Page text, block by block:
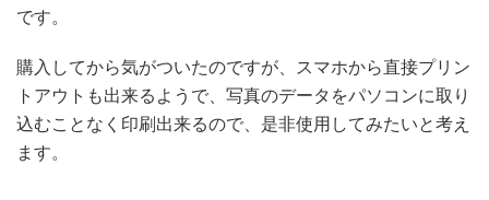
です。
購入してから気がついたのですが、スマホから直接プリン
トアウトも出来るようで、写真のデータをパソコンに取り
込むことなく印刷出来るので、是非使用してみたいと考え
ます。